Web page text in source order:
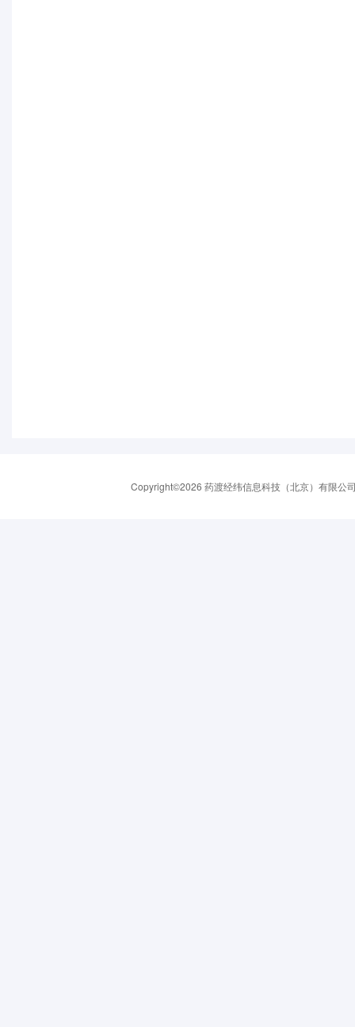
Copyright©2026 药渡经纬信息科技（北京）有限公